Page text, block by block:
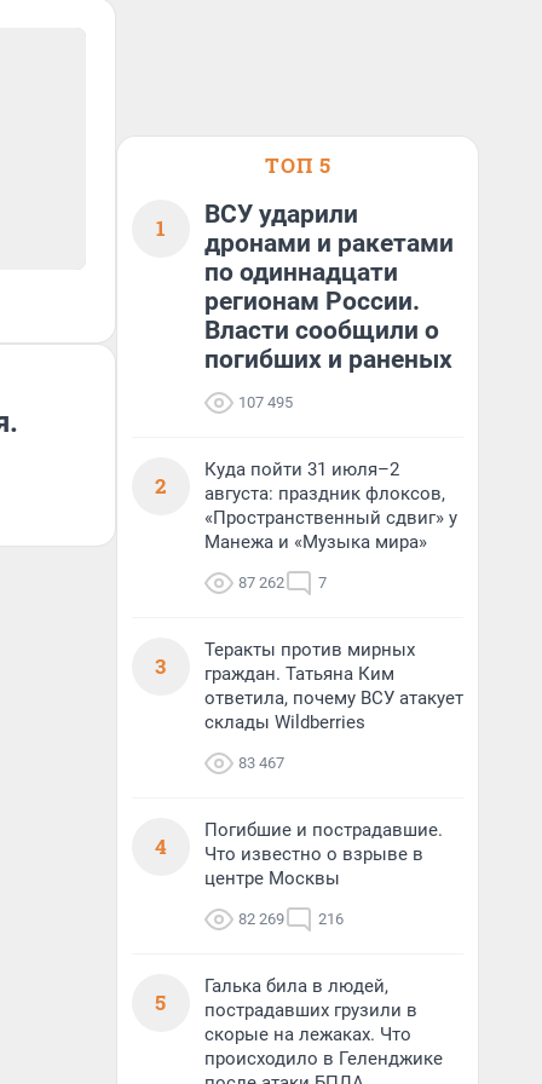
ТОП 5
1
ВСУ ударили
дронами и ракетами
по одиннадцати
регионам России.
Власти сообщили о
погибших и раненых
107 495
2
Куда пойти 31 июля–2
августа: праздник флоксов,
«Пространственный сдвиг» у
Манежа и «Музыка мира»
87 262 7
3
Теракты против мирных
граждан. Татьяна Ким
ответила, почему ВСУ атакует
склады Wildberries
83 467
4
Погибшие и пострадавшие.
Что известно о взрыве в
центре Москвы
82 269 216
5
Галька била в людей,
пострадавших грузили в
скорые на лежаках. Что
происходило в Геленджике